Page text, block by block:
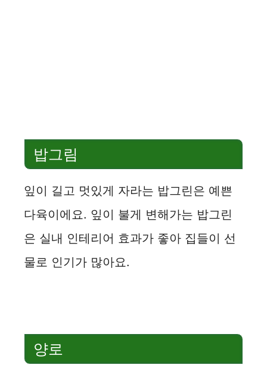
밥그림
잎이 길고 멋있게 자라는 밥그린은 예쁜
다육이에요. 잎이 불게 변해가는 밥그린
은 실내 인테리어 효과가 좋아 집들이 선
물로 인기가 많아요.
양로